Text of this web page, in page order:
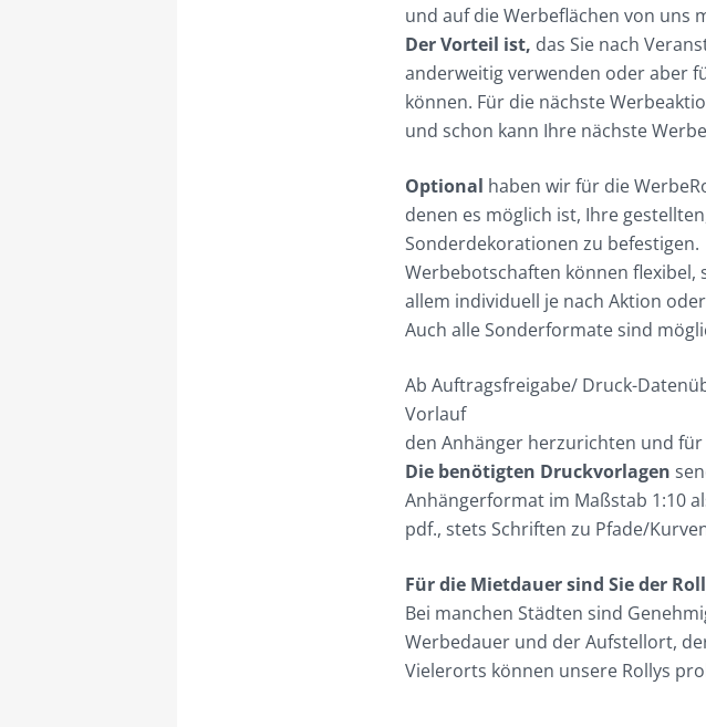
und auf die Werbeflächen von uns
Der Vorteil ist, das Sie nach
anderweitig verwenden oder aber
können. Für die nächste
und schon kann Ihre nächste
Optional haben wir für die
denen es möglich ist, Ihre
Sonderdekorationen zu befestigen.
Werbebotschaften können
allem individuell je nach Aktion
Auch alle Sonderformate sind
Ab Auftragsfreigabe/ Druck-
Vorlauf
den Anhänger herzurichten und
Die benötigten Druckvorlagen
Anhängerformat im Maßstab 1:10
pdf., stets Schriften zu Pfade/
Für die Mietdauer sind Sie der
Bei manchen Städten sind
Werbedauer und der Aufstellort,
Vielerorts können unsere Rollys